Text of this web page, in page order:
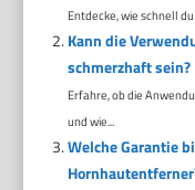
Entdecke, wie schnell
Kann die
schmerzhaft sein?
Erfahre, ob die
und wie...
Welche Garantie